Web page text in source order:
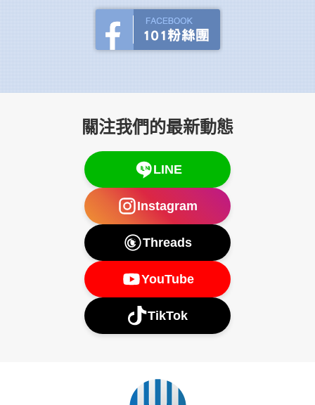
關注我們的最新動態
LINE
Instagram
Threads
YouTube
TikTok